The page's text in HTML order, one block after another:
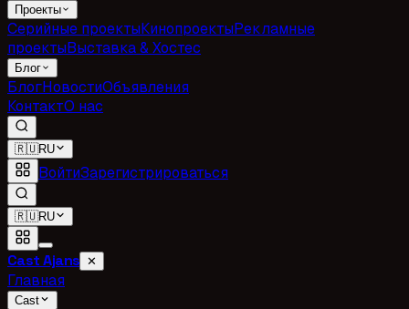
Проекты
Серийные проектыКинопроектыРекламные
проектыВыставка & Хостес
Блог
БлогНовостиОбъявления
КонтактО нас
🇷🇺RU
ВойтиЗарегистрироваться
🇷🇺RU
Cast Ajans ✕
Главная
Cast